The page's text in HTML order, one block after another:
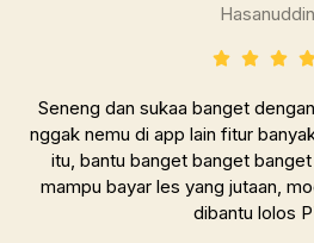
Hasanuddin
Seneng dan sukaa banget
nggak nemu di app lain fitur
itu, bantu banget banget
mampu bayar les yang jutaan,
dibantu lolos